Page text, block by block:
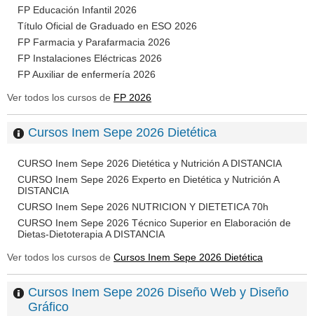
FP Educación Infantil 2026
Título Oficial de Graduado en ESO 2026
FP Farmacia y Parafarmacia 2026
FP Instalaciones Eléctricas 2026
FP Auxiliar de enfermería 2026
Ver todos los cursos de FP 2026
Cursos Inem Sepe 2026 Dietética
CURSO Inem Sepe 2026 Dietética y Nutrición A DISTANCIA
CURSO Inem Sepe 2026 Experto en Dietética y Nutrición A
DISTANCIA
CURSO Inem Sepe 2026 NUTRICION Y DIETETICA 70h
CURSO Inem Sepe 2026 Técnico Superior en Elaboración de
Dietas-Dietoterapia A DISTANCIA
Ver todos los cursos de Cursos Inem Sepe 2026 Dietética
Cursos Inem Sepe 2026 Diseño Web y Diseño
Gráfico